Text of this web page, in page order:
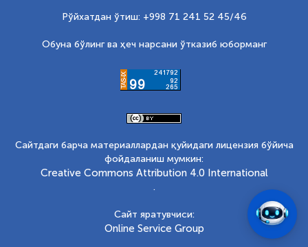
Рўйхатдан ўтиш: +998 71 241 52 45/46
Обуна бўлинг ва ҳеч нарсани ўтказиб юборманг
Сайтдаги барча материаллардан қуйидаги лицензия бўйича
фойдаланиш мумкин:
Creative Commons Attribution 4.0 International
.
Сайт яратувчиси:
Online Service Group